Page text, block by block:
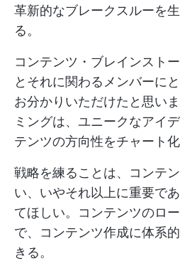
革新的なブレークスルーを
る。
コンテンツ・ブレインスト
とそれに関わるメンバーに
お分かりいただけたと思い
ミングは、ユニークなアイ
テンツの方向性をチャート化
戦略を練ることは、コンテ
い、いやそれ以上に重要で
てほしい。コンテンツのロ
で、コンテンツ作成に体系
きる。